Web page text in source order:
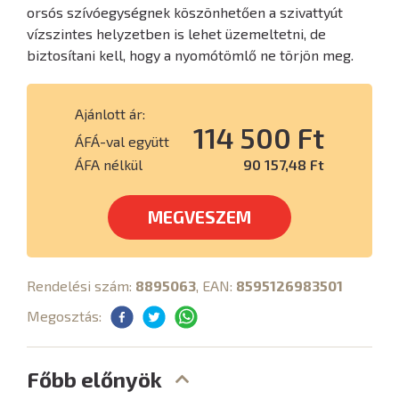
orsós szívóegységnek köszönhetően a szivattyút
vízszintes helyzetben is lehet üzemeltetni, de
biztosítani kell, hogy a nyomótömlő ne törjön meg.
Ajánlott ár:
ÁFÁ-val együtt
114 500 Ft
ÁFA nélkül 90 157,48 Ft
MEGVESZEM
Rendelési szám: 8895063, EAN: 8595126983501
Megosztás:
Főbb előnyök